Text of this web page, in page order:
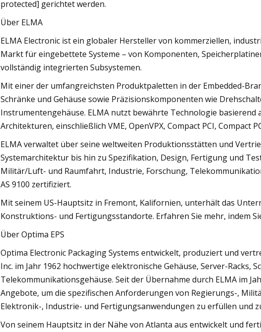
protected] gerichtet werden.
Über ELMA
ELMA Electronic ist ein globaler Hersteller von kommerziellen,
Markt für eingebettete Systeme – von Komponenten,
vollständig integrierten Subsystemen.
Mit einer der umfangreichsten Produktpaletten in der Embedded-
Schränke und Gehäuse sowie Präzisionskomponenten wie
Instrumentengehäuse. ELMA nutzt bewährte Technologie basierend
Architekturen, einschließlich VME, OpenVPX, Compact PCI, Compact
ELMA verwaltet über seine weltweiten Produktionsstätten und
Systemarchitektur bis hin zu Spezifikation, Design, Fertigung und
Militär/Luft- und Raumfahrt, Industrie, Forschung,
AS 9100 zertifiziert.
Mit seinem US-Hauptsitz in Fremont, Kalifornien, unterhält das
Konstruktions- und Fertigungsstandorte. Erfahren Sie mehr, indem
Über Optima EPS
Optima Electronic Packaging Systems entwickelt, produziert und
Inc. im Jahr 1962 hochwertige elektronische Gehäuse, Server-Racks,
Telekommunikationsgehäuse. Seit der Übernahme durch ELMA im
Angebote, um die spezifischen Anforderungen von Regierungs-,
Elektronik-, Industrie- und Fertigungsanwendungen zu erfüllen und
Von seinem Hauptsitz in der Nähe von Atlanta aus entwickelt und